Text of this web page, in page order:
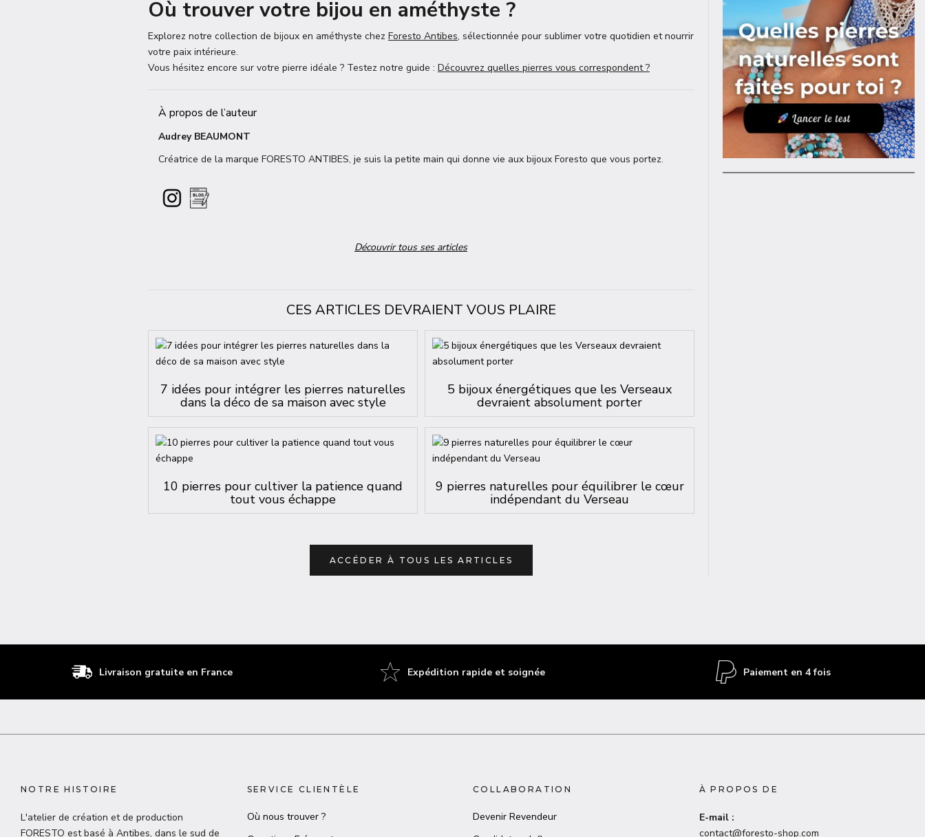
Où trouver votre bijou en améthyste ?
Explorez notre collection de bijoux en améthyste chez Foresto Antibes, sélectionnée pour sublimer votre quotidien et nourrir
votre paix intérieure.
Vous hésitez encore sur votre pierre idéale ? Testez notre guide : Découvrez quelles pierres vous correspondent ?
À propos de l’auteur
Audrey BEAUMONT
Créatrice de la marque FORESTO ANTIBES, je suis la petite main qui donne vie aux bijoux Foresto que vous portez.
Découvrir tous ses articles
CES ARTICLES DEVRAIENT VOUS PLAIRE
7 idées pour intégrer les pierres naturelles
dans la déco de sa maison avec style
5 bijoux énergétiques que les Verseaux
devraient absolument porter
10 pierres pour cultiver la patience quand
tout vous échappe
9 pierres naturelles pour équilibrer le cœur
indépendant du Verseau
ACCÉDER À TOUS LES ARTICLES
Livraison gratuite en France Expédition rapide et soignée Paiement en 4 fois
NOTRE HISTOIRE
L'atelier de création et de production
FORESTO est basé à Antibes, dans le sud de
SERVICE CLIENTÈLE
Où nous trouver ?
COLLABORATION
Devenir Revendeur
À PROPOS DE
E-mail :
contact@foresto-shop.com